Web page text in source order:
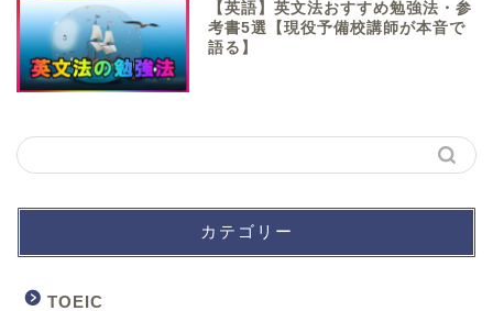
【英語】英文法おすすめ勉強法・参
考書5選【現役予備校講師が本音で
語る】
カテゴリー
TOEIC